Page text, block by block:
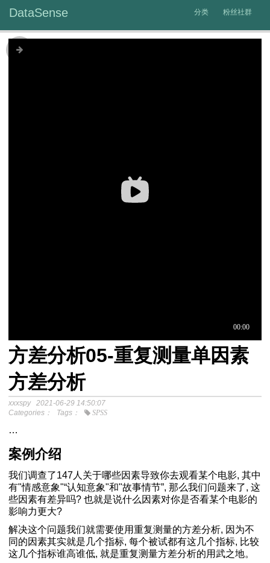
DataSense 分类 粉丝社群
介模
析SPSS视频教程
中介模型
应检验方法
程如下
Of-Process
析结果
方差分析05-重复测量单因素
方差分析
xxxspy
2021-06-29 14:50:07
Categories：
Tags： SPSS
…
案例介绍
我们调查了147人关于哪些因素导致你去观看某个电影, 其中
有"情感意象"“认知意象"和"故事情节”, 那么我们问题来了, 这
些因素有差异吗? 也就是说什么因素对你是否看某个电影的
影响力更大?
解决这个问题我们就需要使用重复测量的方差分析, 因为不
同的因素其实就是几个指标, 每个被试都有这几个指标, 比较
这几个指标谁高谁低, 就是重复测量方差分析的用武之地。